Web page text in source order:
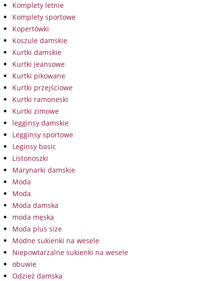
Komplety letnie
Komplety sportowe
Kopertówki
Koszule damskie
Kurtki damskie
Kurtki jeansowe
Kurtki pikowane
Kurtki przejściowe
Kurtki ramoneski
Kurtki zimowe
legginsy damskie
Legginsy sportowe
Leginsy basic
Listonoszki
Marynarki damskie
Moda
Moda
Moda damska
moda męska
Moda plus size
Modne sukienki na wesele
Niepowtarzalne sukienki na wesele
obuwie
Odzież damska